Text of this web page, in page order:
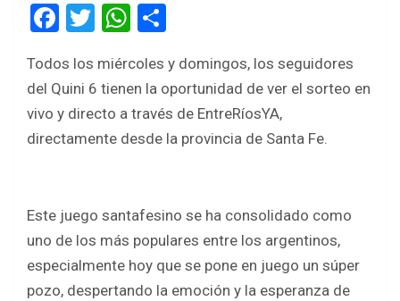
F
ce
b
o
T
tt
er
W
at
s
A
ar
e
Todos los miércoles y domingos, los seguidores
del Quini 6 tienen la oportunidad de ver el sorteo en
vivo y directo a través de EntreRíosYA,
directamente desde la provincia de Santa Fe.
Este juego santafesino se ha consolidado como
uno de los más populares entre los argentinos,
especialmente hoy que se pone en juego un súper
pozo, despertando la emoción y la esperanza de